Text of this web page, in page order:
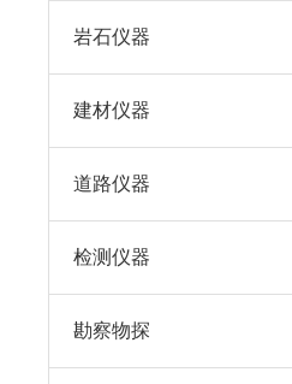
岩石仪器
建材仪器
道路仪器
检测仪器
勘察物探